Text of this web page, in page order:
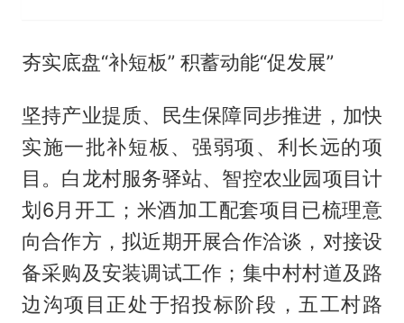
夯实底盘“补短板” 积蓄动能“促发展”
坚持产业提质、民生保障同步推进，加快
实施一批补短板、强弱项、利长远的项
目。白龙村服务驿站、智控农业园项目计
划6月开工；米酒加工配套项目已梳理意
向合作方，拟近期开展合作洽谈，对接设
备采购及安装调试工作；集中村村道及路
边沟项目正处于招投标阶段，五工村路